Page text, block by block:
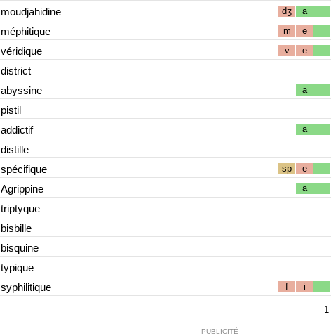
moudjahidine dʒ a
méphitique m e
véridique v e
district
abyssine a
pistil
addictif a
distille
spécifique sp e
Agrippine a
triptyque
bisbille
bisquine
typique
syphilitique f i
1
PUBLICITÉ